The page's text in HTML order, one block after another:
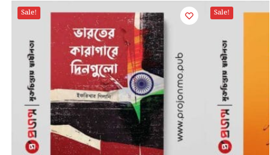
Sale! Sale!